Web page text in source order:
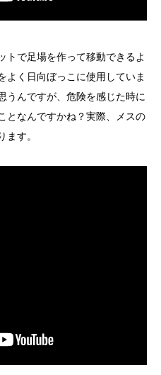
トで足場を作って移動できるよ
よく日向ぼっこに使用していま
うんですが、危険を感じた時に
となんですかね？実際、メスの
ます。